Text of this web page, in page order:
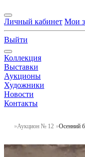
Личный кабинет Мои
Выйти
Коллекция
Выставки
Аукционы
Художники
Новости
Контакты
Аукцион № 12 Осенний